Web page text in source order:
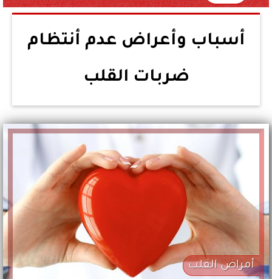
أسباب وأعراض عدم أنتظام
ضربات القلب
أمراض القلب